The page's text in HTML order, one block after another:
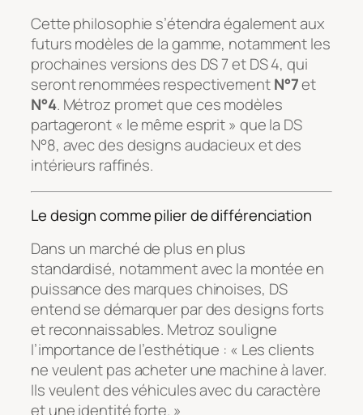
Cette philosophie s’étendra également aux
futurs modèles de la gamme, notamment les
prochaines versions des DS 7 et DS 4, qui
seront renommées respectivementN°7et
N°4. Métroz promet que ces modèles
partageront « le même esprit » que la DS
N°8, avec des designs audacieux et des
intérieurs raffinés.
Le design comme pilier de différenciation
Dans un marché de plus en plus
standardisé, notamment avec la montée en
puissance des marques chinoises, DS
entend se démarquer par des designs forts
et reconnaissables. Metroz souligne
l’importance de l’esthétique : « Les clients
ne veulent pas acheter une machine à laver.
Ils veulent des véhicules avec du caractère
et une identité forte. »